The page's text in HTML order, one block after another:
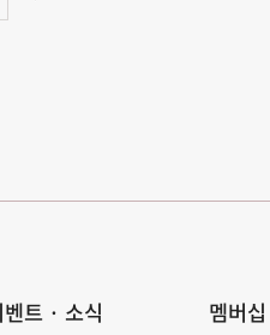
트 · 소식 멤버십